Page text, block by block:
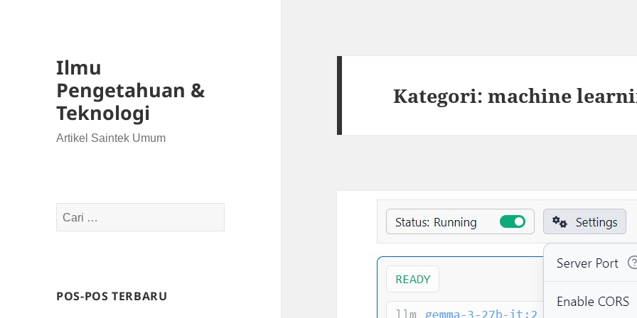
Ilmu
Pengetahuan &
Teknologi
Artikel Saintek Umum
Cari
untuk:
POS-POS TERBARU
Kategori:machine